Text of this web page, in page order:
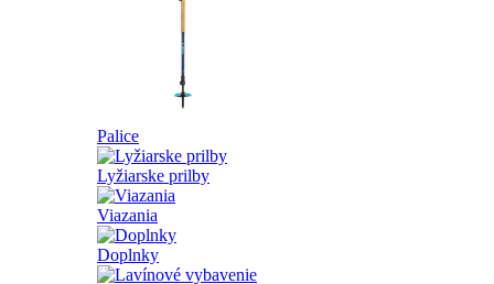
Palice
Lyžiarske prilby
Viazania
Doplnky